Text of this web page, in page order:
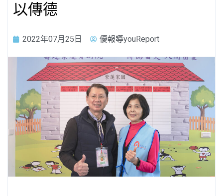
以傳德
2022年07月25日 優報導youReport